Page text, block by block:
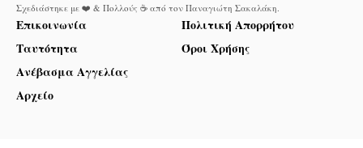
Σχεδιάστηκε με ❤️ & Πολλούς ☕ από τον Παναγιώτη Σακαλάκη
Επικοινωνία
Ταυτότητα
Ανέβασμα Αγγελίας
Αρχείο
Πολιτική Απορρήτου
Όροι Χρήσης